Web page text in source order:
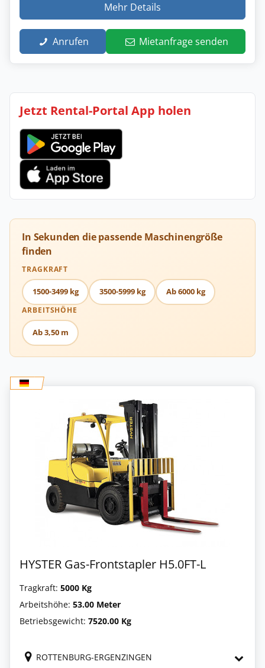
Mehr Details
Anrufen Mietanfrage senden
Jetzt Rental-Portal App holen
In Sekunden die passende Maschinengröße
finden
TRAGKRAFT
1500-3499 kg 3500-5999 kg Ab 6000 kg
ARBEITSHÖHE
Ab 3,50 m
HYSTER Gas-Frontstapler H5.0FT-L
Tragkraft: 5000 Kg
Arbeitshöhe: 53.00 Meter
Betriebsgewicht: 7520.00 Kg
ROTTENBURG-ERGENZINGEN